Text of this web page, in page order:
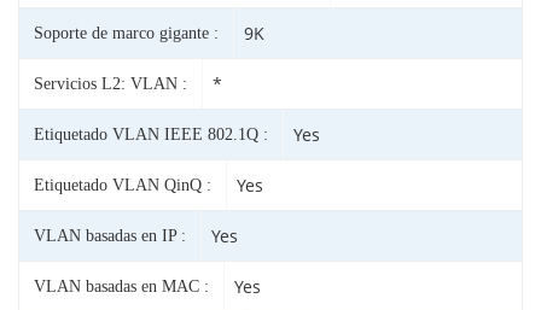
Soporte de marco gigante : 9K
Servicios L2: VLAN : *
Etiquetado VLAN IEEE 802.1Q : Yes
Etiquetado VLAN QinQ : Yes
VLAN basadas en IP : Yes
VLAN basadas en MAC : Yes